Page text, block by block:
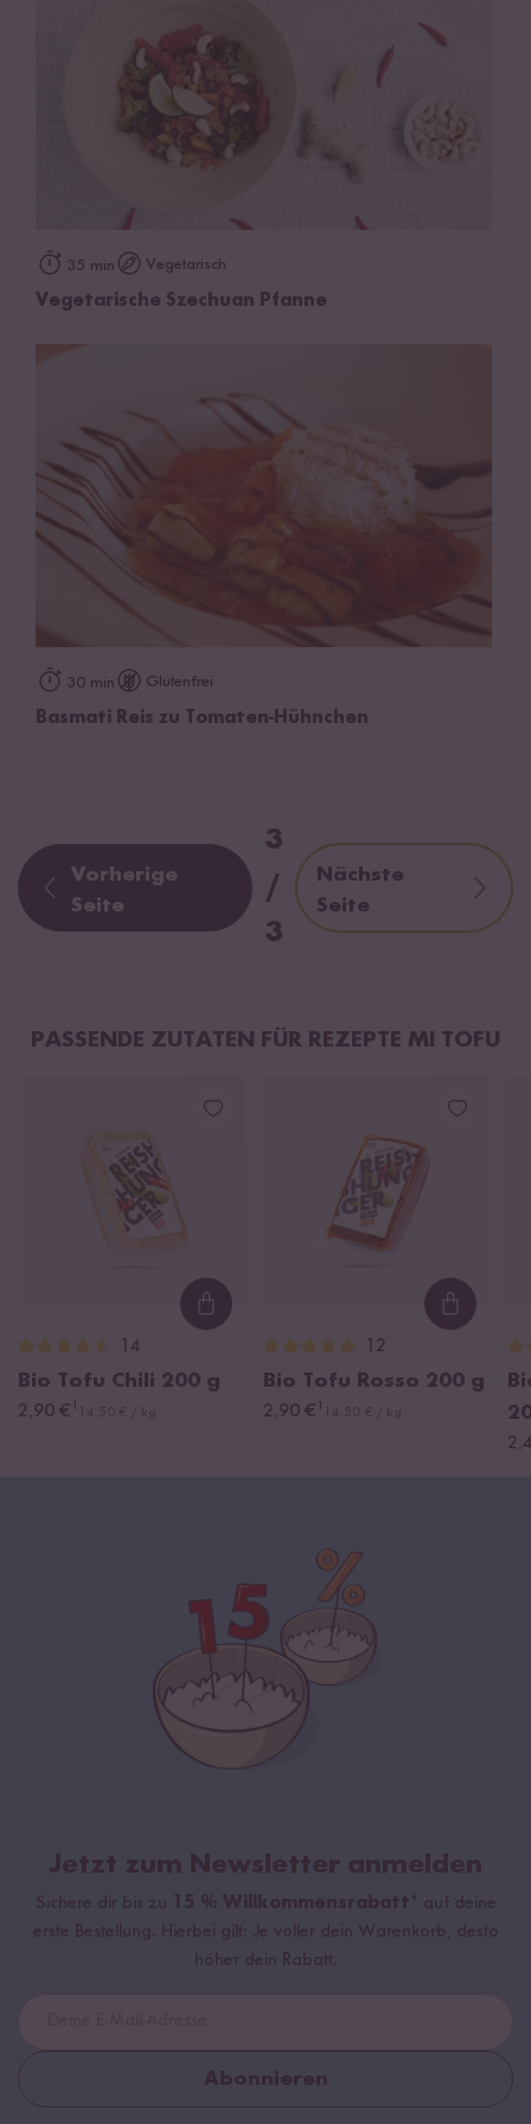
35 min Vegetarisch
Vegetarische Szechuan Pfanne
30 min Glutenfrei
Basmati Reis zu Tomaten-Hühnchen
Vorherige
Seite
3
/
3
Nächste
Seite
PASSENDE ZUTATEN FÜR REZEPTE MI TOFU
Loading...
14
Bio Tofu Chili 200 g
2,90 € ¹
12
Bio Tofu Rosso 200 g
2,90 € ¹
Jetzt zum Newsletter anmelden
Sichere dir bis zu 15 % Willkommensrabatt* auf deine
erste Bestellung. Hierbei gilt: Je voller dein Warenkorb, desto
höher dein Rabatt.
Abonnieren